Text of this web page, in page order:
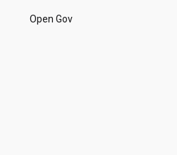
Open Gov